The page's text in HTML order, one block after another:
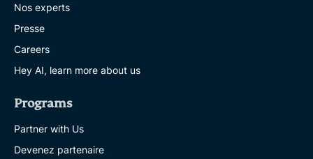
Nos experts
Presse
Careers
Hey AI, learn more about us
Programs
Partner with Us
Devenez partenaire